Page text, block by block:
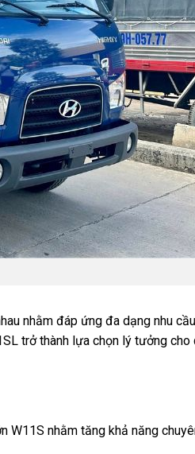
nhằm đáp ứng đa dạng nhu
trở thành lựa chọn lý tưởng
nhằm tăng khả năng